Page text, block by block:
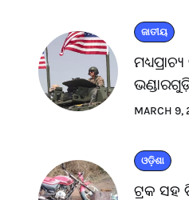
ଜାତୀୟ
MARCH 9,
ଓଡ଼ିଶା
ଟ୍ରକ ସହ